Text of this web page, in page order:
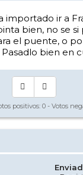
importado ir a
bien, no se
el puente, o
bien en
positivos: 0 - Votos